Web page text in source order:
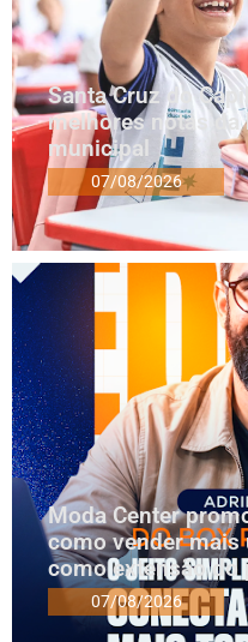
Santa Cruz do
melhores notas da
municipal
07/08/2026
Moda Center
como vender mais
como extensão
07/08/2026